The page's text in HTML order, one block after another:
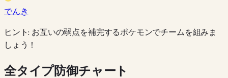
でんき
ヒント: お互いの弱点を補完するポケモンでチームを組みま
しょう！
全タイプ防御チャート